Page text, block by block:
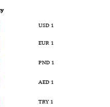
1 USD
1 EUR
1 PND
1 AED
1 TRY